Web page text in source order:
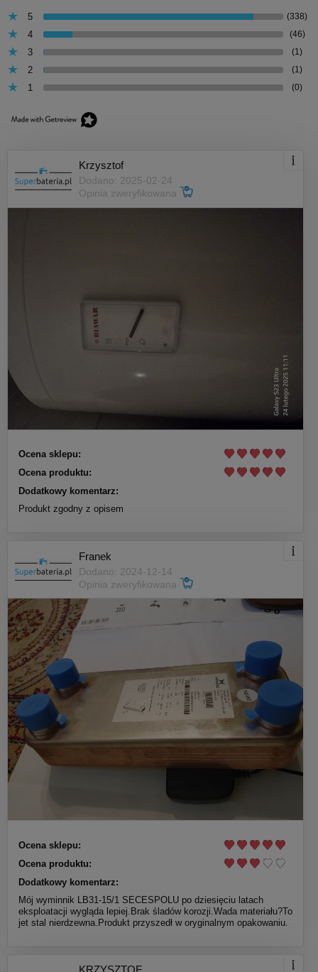
5 (338)
4 (46)
3 (1)
2 (1)
1 (0)
Krzysztof
Dodano: 2025-02-24
Opinia zweryfikowana
Ocena sklepu:
Ocena produktu:
Dodatkowy komentarz:
Produkt zgodny z opisem
Franek
Dodano: 2024-12-14
Opinia zweryfikowana
Ocena sklepu:
Ocena produktu:
Dodatkowy komentarz:
Mój wyminnik LB31-15/1 SECESPOLU po dziesięciu latach
eksploatacji wygląda lepiej.Brak śladów korozji.Wada materiału?To
jet stal nierdzewna.Produkt przyszedł w oryginalnym opakowaniu.
KRZYSZTOF